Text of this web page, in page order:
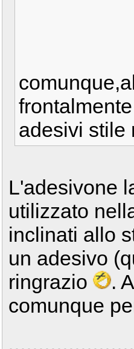
adesivi stile
L'adesivone
utilizzato
inclinati allo
un adesivo
ringrazio
.
comunque